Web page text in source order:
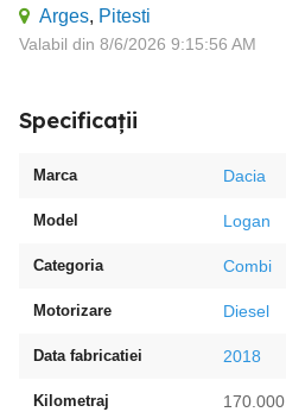
Arges, Pitesti
Valabil din 8/6/2026 9:15:56 AM
Specificații
Marca Dacia
Model Logan
Categoria Combi
Motorizare Diesel
Data fabricatiei 2018
Kilometraj 170.000